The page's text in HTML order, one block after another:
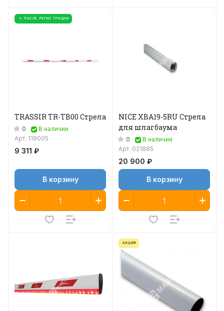
% ПОСЛЕ РЕГИСТРАЦИИ
TRASSIR TR-TB00 Стрела
0
В наличии
Арт. 119005
9 311 ₽
В корзину
NICE XBA19-5RU Стрела
для шлагбаума
0
В наличии
Арт. 021885
20 900 ₽
В корзину
АКЦИЯ